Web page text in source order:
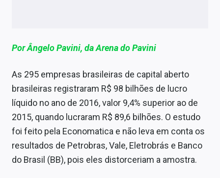
Especiais
Internacional
Tecnologia
Conteúdo de Marca
Por Ângelo Pavini, da Arena do Pavini
As 295 empresas brasileiras de capital aberto
brasileiras registraram R$ 98 bilhões de lucro
líquido no ano de 2016, valor 9,4% superior ao de
2015, quando lucraram R$ 89,6 bilhões. O estudo
foi feito pela Economatica e não leva em conta os
resultados de Petrobras, Vale, Eletrobrás e Banco
do Brasil (BB), pois eles distorceriam a amostra.